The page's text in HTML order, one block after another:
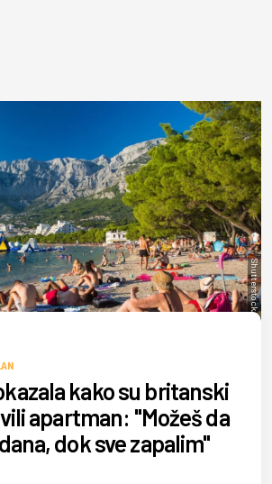
Shutterstock/Rasto SK
kako su britanski
apartman: "Možeš da
dok sve zapalim"